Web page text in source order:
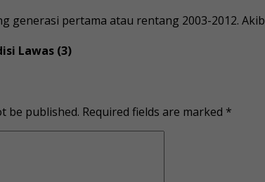
generasi pertama atau rentang 2003-2012.
Lawas (3)
be published. Required fields are marked *